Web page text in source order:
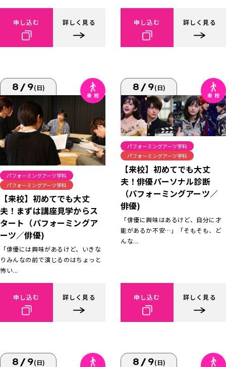
申し込む 詳しく見る 申し込む 詳しく見る
8/9(日)
パフォーミングアーツ学科
パフォーミングアーツ学科
【来校】初めてでも大丈
夫！まずは講座見学からス
タート（パフォーミングア
ーツ／俳優)
「俳優には興味があるけど、いきな
りみんなの前で演じるのはちょっと
怖い...
申し込む 詳しく見る
8/9(日)
パフォーミングアーツ学科
パフォーミングアーツ学科
【来校】初めてでも大丈
夫！俳優パーソナル診断
（パフォーミングアーツ／
俳優)
「俳優に興味はあるけど、自分に才
能があるか不安…」「そもそも、ど
んな...
申し込む 詳しく見る
8/9(日) 8/9(日)